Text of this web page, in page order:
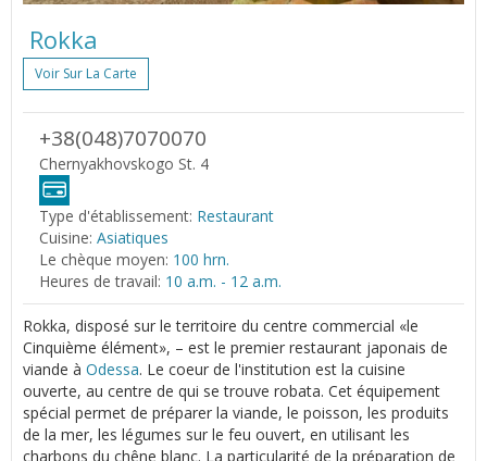
Rokka
Voir Sur La Carte
+38(048)7070070
Chernyakhovskogo St. 4
Type d'établissement: Restaurant
Cuisine: Asiatiques
Le chèque moyen: 100 hrn.
Heures de travail: 10 a.m. - 12 a.m.
Rokka, disposé sur le territoire du centre commercial «le
Cinquième élément», – est le premier restaurant japonais de
viande à Odessa. Le coeur de l'institution est la cuisine
ouverte, au centre de qui se trouve robata. Cet équipement
spécial permet de préparer la viande, le poisson, les produits
de la mer, les légumes sur le feu ouvert, en utilisant les
charbons du chêne blanc. La particularité de la préparation de